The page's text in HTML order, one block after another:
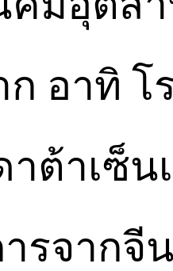
อาทิ โ
ต้าเซ็น
รจาก